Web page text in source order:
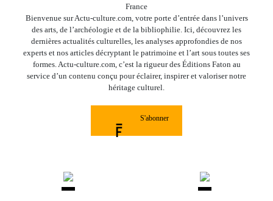
France
Bienvenue sur Actu-culture.com, votre porte d’entrée dans l’univers
des arts, de l’archéologie et de la bibliophilie. Ici, découvrez les
dernières actualités culturelles, les analyses approfondies de nos
experts et nos articles décryptant le patrimoine et l’art sous toutes ses
formes. Actu-culture.com, c’est la rigueur des Éditions Faton au
service d’un contenu conçu pour éclairer, inspirer et valoriser notre
héritage culturel.
S'abonner